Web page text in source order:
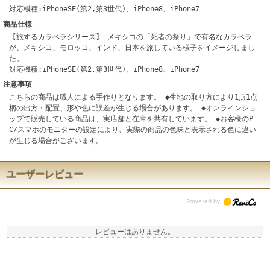
対応機種:iPhoneSE(第2,第3世代)、iPhone8、iPhone7
商品仕様
【旅するカラベラシリーズ】 メキシコの「死者の祭り」で有名なカラベラ
が、メキシコ、モロッコ、インド、日本を旅している様子をイメージしまし
た。
対応機種:iPhoneSE(第2,第3世代)、iPhone8、iPhone7
注意事項
こちらの商品は職人による手作りとなります。 ◆生地の取り方により1点1点
柄の出方・配置、形や色に誤差が生じる場合があります。 ◆オンラインショ
ップで販売している商品は、実店舗と在庫を共有しています。 ◆お客様のP
C/スマホのモニターの設定により、実際の商品の色味と表示される色に違い
が生じる場合がございます。
ユーザーレビュー
レビューはありません。